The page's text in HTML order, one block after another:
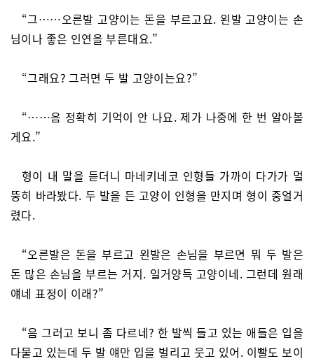
“그……오른발 고양이는 돈을 부르고요. 왼발 고양이는 손
님이나 좋은 인연을 부른대요.”
“그래요? 그러면 두 발 고양이는요?”
“……음 정확히 기억이 안 나요. 제가 나중에 한 번 알아볼
게요.”
형이 내 말을 듣더니 마네키네코 인형들 가까이 다가가 멀
뚱히 바라봤다. 두 발을 든 고양이 인형을 만지며 형이 중얼거
렸다.
“오른발은 돈을 부르고 왼발은 손님을 부르면 뭐 두 발은
돈 많은 손님을 부르는 거지. 일거양득 고양이네. 그런데 원래
얘네 표정이 이래?”
“음 그러고 보니 좀 다르네? 한 발씩 들고 있는 애들은 입을
다물고 있는데 두 발 얘만 입을 벌리고 웃고 있어. 이빨도 보이